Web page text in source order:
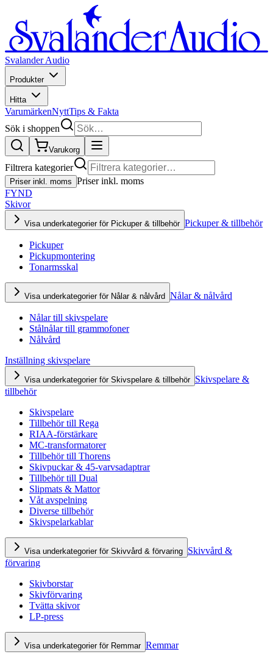
Svalander Audio
Produkter
Hitta
VarumärkenNyttTips & Fakta
Sök i shoppen
Varukorg
Filtrera kategorier
Priser inkl. moms Priser inkl. moms
FYND
Skivor
Visa underkategorier för Pickuper & tillbehör Pickuper & tillbehör
Pickuper
Pickupmontering
Tonarmsskal
Visa underkategorier för Nålar & nålvård Nålar & nålvård
Nålar till skivspelare
Stålnålar till grammofoner
Nålvård
Inställning skivspelare
Visa underkategorier för Skivspelare & tillbehör Skivspelare &
tillbehör
Skivspelare
Tillbehör till Rega
RIAA-förstärkare
MC-transformatorer
Tillbehör till Thorens
Skivpuckar & 45-varvsadaptrar
Tillbehör till Dual
Slipmats & Mattor
Våt avspelning
Diverse tillbehör
Skivspelarkablar
Visa underkategorier för Skivvård & förvaring Skivvård &
förvaring
Skivborstar
Skivförvaring
Tvätta skivor
LP-press
Visa underkategorier för Remmar Remmar